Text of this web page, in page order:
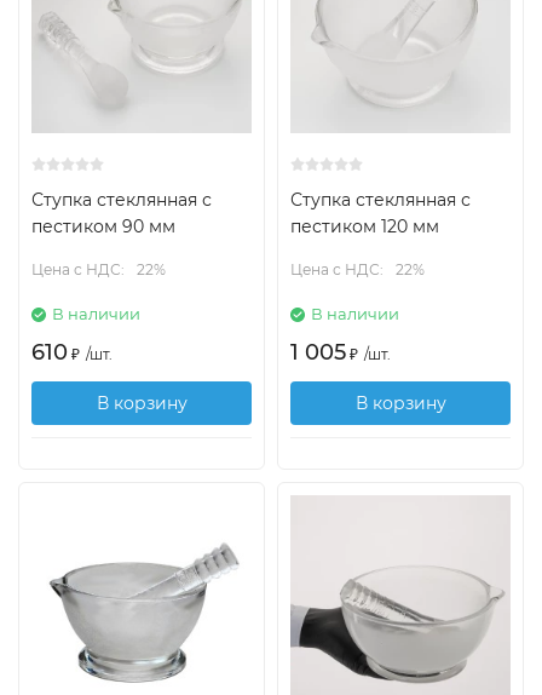
Ступка стеклянная с
пестиком 90 мм
Цена с НДС: 22%
В наличии
610 ₽ /шт.
В корзину
Ступка стеклянная с
пестиком 120 мм
Цена с НДС: 22%
В наличии
1 005 ₽ /шт.
В корзину